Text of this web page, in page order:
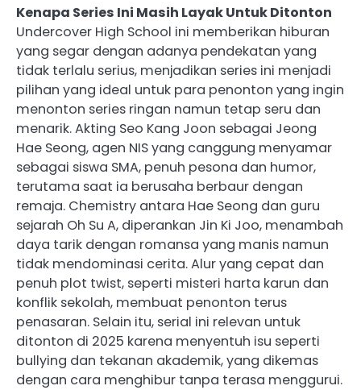
Kenapa Series Ini Masih Layak Untuk Ditonton
Undercover High School ini memberikan hiburan
yang segar dengan adanya pendekatan yang
tidak terlalu serius, menjadikan series ini menjadi
pilihan yang ideal untuk para penonton yang ingin
menonton series ringan namun tetap seru dan
menarik. Akting Seo Kang Joon sebagai Jeong
Hae Seong, agen NIS yang canggung menyamar
sebagai siswa SMA, penuh pesona dan humor,
terutama saat ia berusaha berbaur dengan
remaja. Chemistry antara Hae Seong dan guru
sejarah Oh Su A, diperankan Jin Ki Joo, menambah
daya tarik dengan romansa yang manis namun
tidak mendominasi cerita. Alur yang cepat dan
penuh plot twist, seperti misteri harta karun dan
konflik sekolah, membuat penonton terus
penasaran. Selain itu, serial ini relevan untuk
ditonton di 2025 karena menyentuh isu seperti
bullying dan tekanan akademik, yang dikemas
dengan cara menghibur tanpa terasa menggurui.